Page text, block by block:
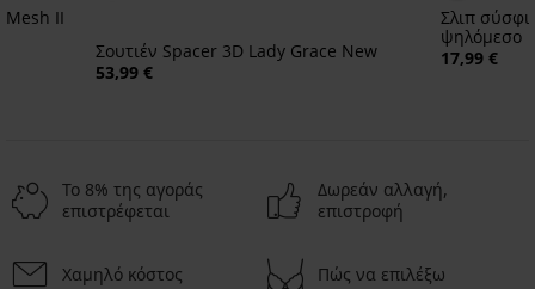
Mesh II
Σουτιέν Spacer 3D Lady Grace New
53,99 €
Σλιπ
ψηλόμεσο
17,99 €
Το 8% της αγοράς
επιστρέφεται
Δωρεάν αλλαγή,
επιστροφή
Χαμηλό κόστος Πώς να επιλέξω